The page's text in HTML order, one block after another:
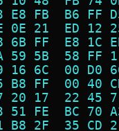
E8 FB  B6
0E 21  ED
6B FF  E8
59 5B  58
16 6C  00
B8 FF  00
20 17  22
51 FE  BC
B8 2F  35